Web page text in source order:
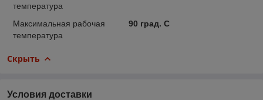
температура
Максимальная рабочая
температура
90 град. C
Скрыть
Условия доставки